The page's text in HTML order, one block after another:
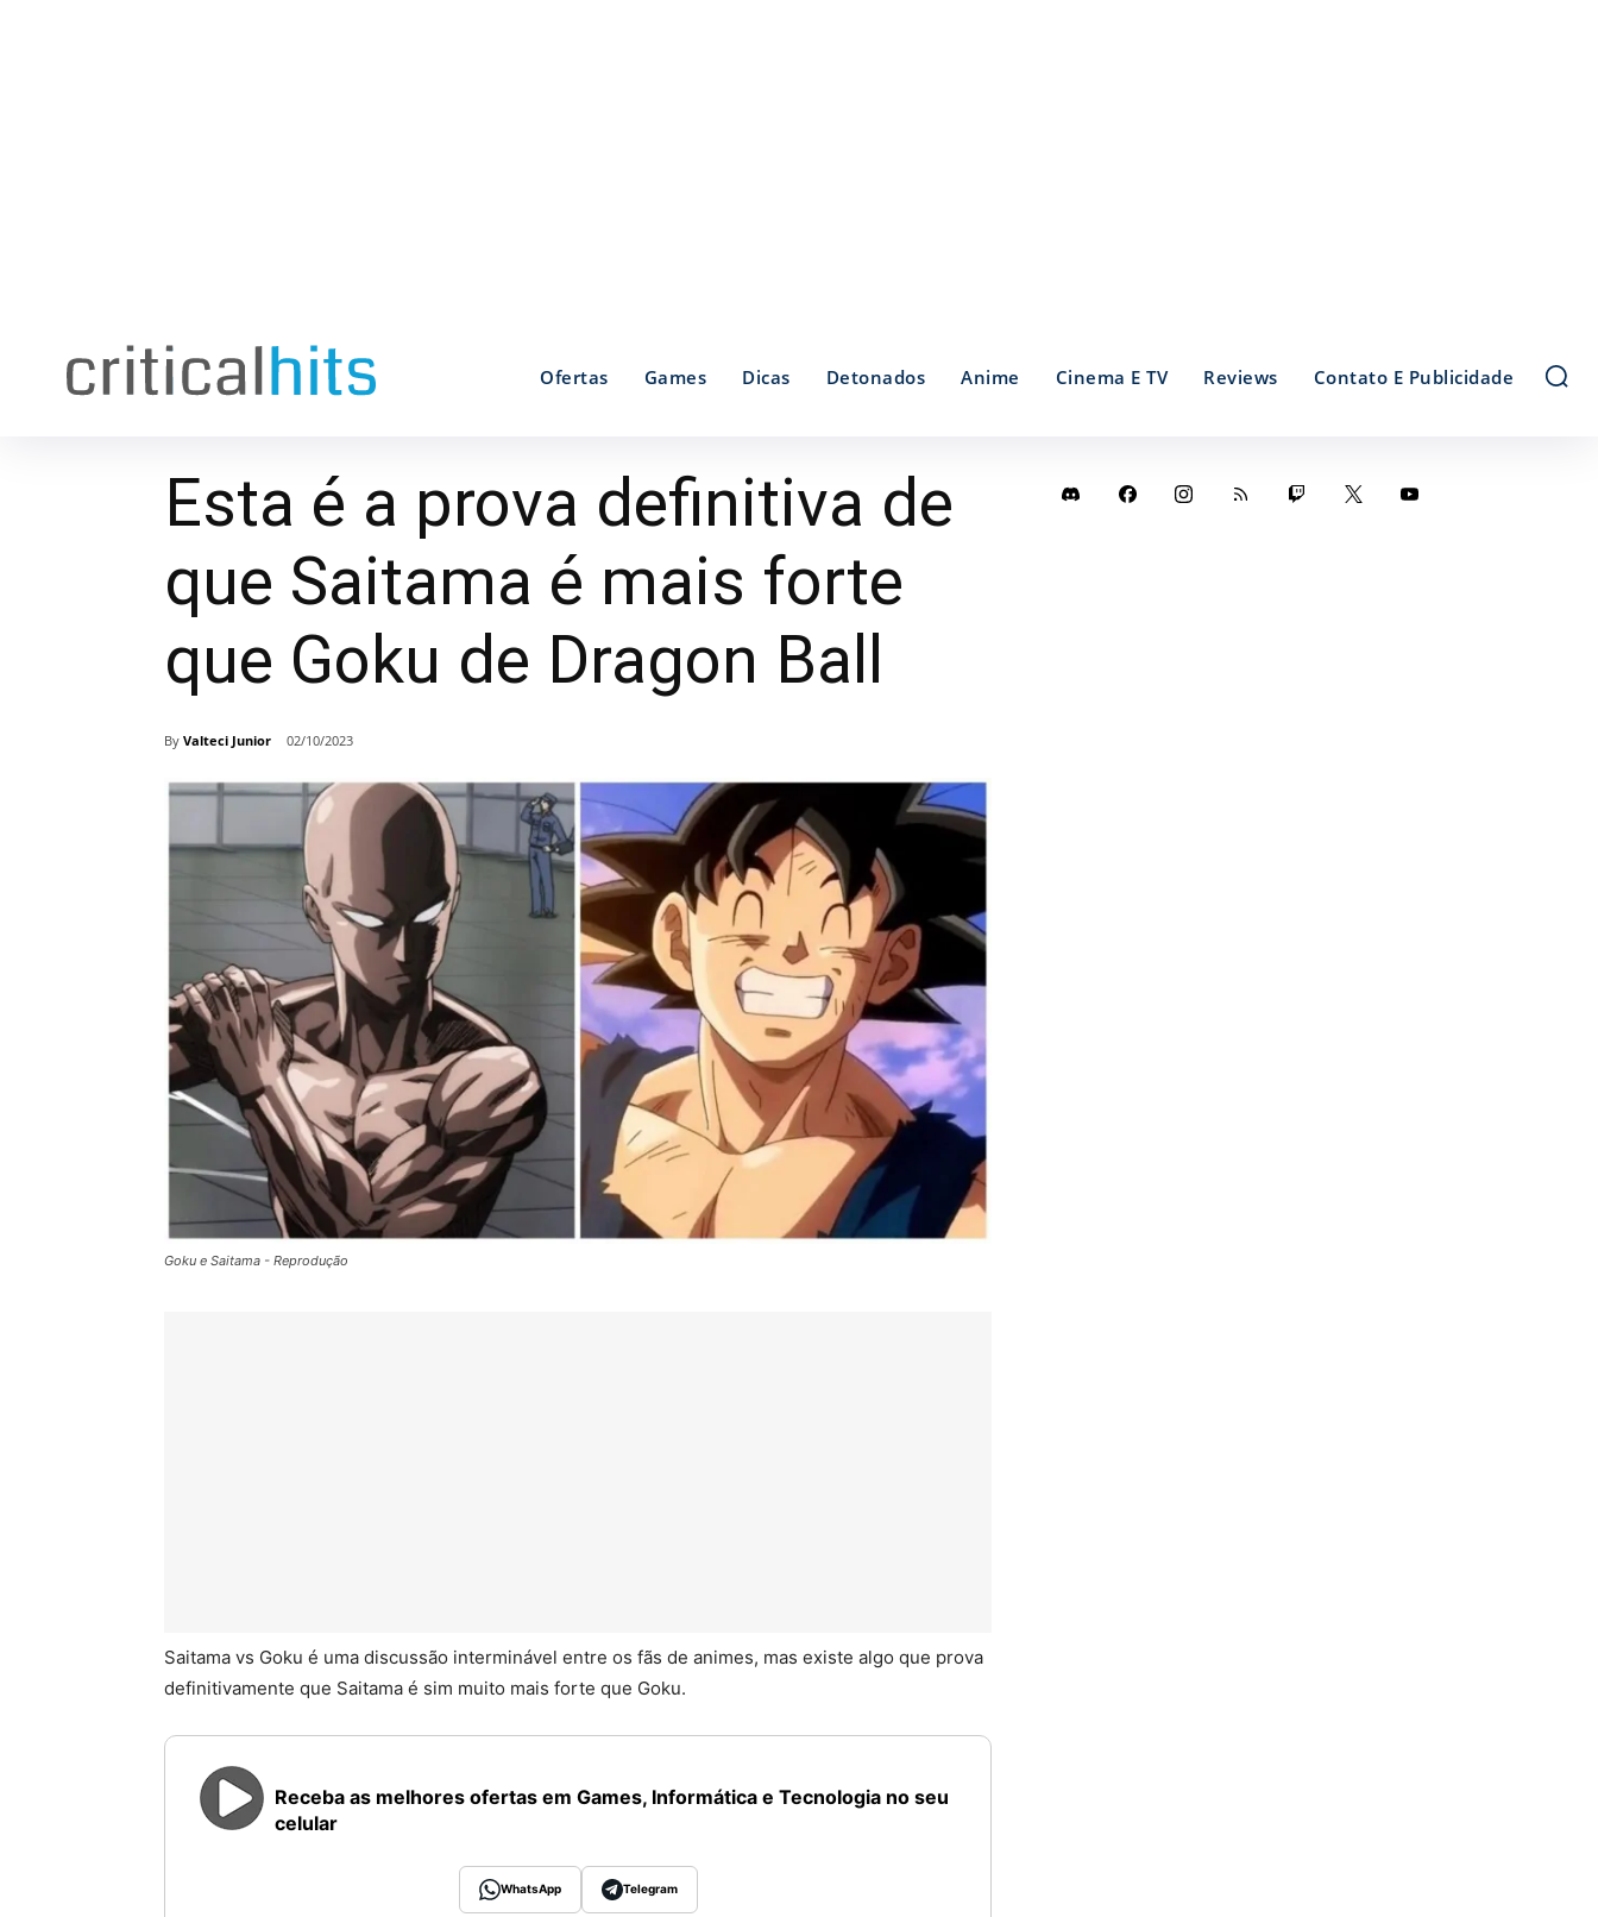
Ofertas Games Dicas Detonados Anime Cinema E TV Reviews Contato E Publicidade
Esta é a prova definitiva de
que Saitama é mais forte
que Goku de Dragon Ball
By Valteci Junior 02/10/2023
Goku e Saitama - Reprodução
Saitama vs Goku é uma discussão interminável entre os fãs de animes, mas existe algo que prova
definitivamente que Saitama é sim muito mais forte que Goku.
Receba as melhores ofertas em Games, Informática e Tecnologia no seu
celular
WhatsApp Telegram